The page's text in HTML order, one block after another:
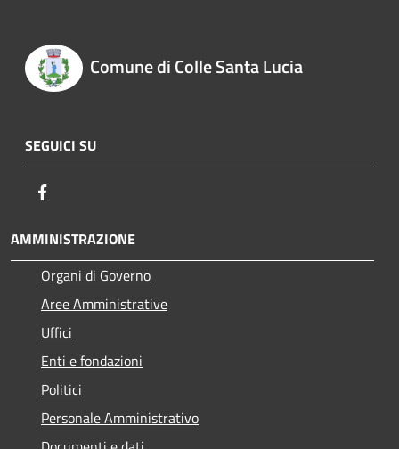
Comune di Colle Santa Lucia
SEGUICI SU
AMMINISTRAZIONE
Organi di Governo
Aree Amministrative
Uffici
Enti e fondazioni
Politici
Personale Amministrativo